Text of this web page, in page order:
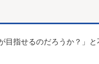
目指せるのだろうか？」と